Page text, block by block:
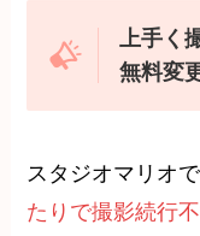
上手く
無料変
スタジオマリオ
たりで撮影続行